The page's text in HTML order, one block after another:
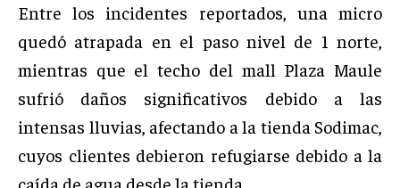
Entre los incidentes reportados, una micro
quedó atrapada en el paso nivel de 1 norte,
mientras que el techo del mall Plaza Maule
sufrió daños significativos debido a las
intensas lluvias, afectando a la tienda Sodimac,
cuyos clientes debieron refugiarse debido a la
caída de agua desde la tienda.